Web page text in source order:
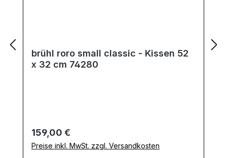
brühl roro small classic - Kissen 52
x 32 cm 74280
Regulärer Preis:
159,00 €
Preise inkl. MwSt. zzgl. Versandkosten